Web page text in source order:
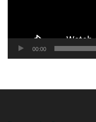
00:00